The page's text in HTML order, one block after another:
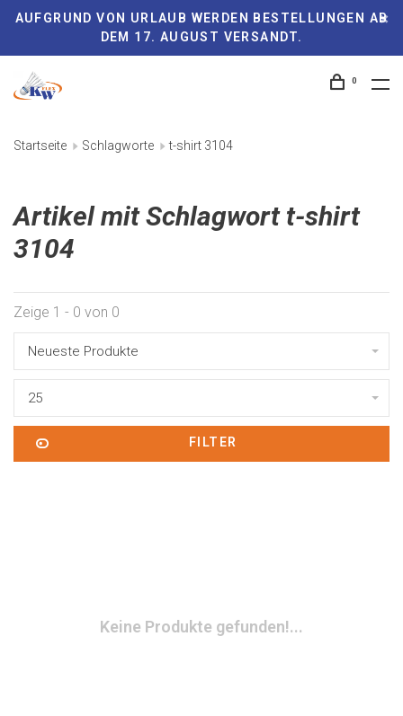
AUFGRUND VON URLAUB WERDEN BESTELLUNGEN AB
DEM 17. AUGUST VERSANDT.
0
Startseite Schlagworte t-shirt 3104
Artikel mit Schlagwort t-shirt
3104
Zeige 1 - 0 von 0
Neueste Produkte
25
FILTER
Keine Produkte gefunden!...